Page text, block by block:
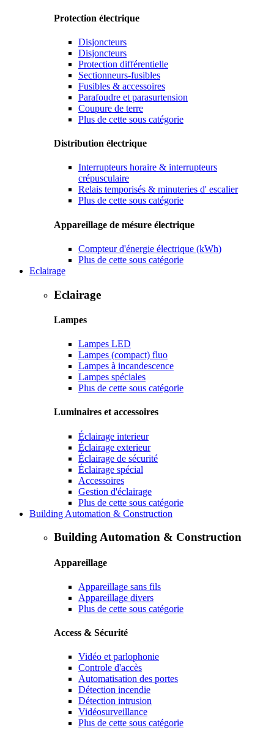
Protection électrique
Disjoncteurs
Disjoncteurs
Protection différentielle
Sectionneurs-fusibles
Fusibles & accessoires
Parafoudre et parasurtension
Coupure de terre
Plus de cette sous catégorie
Distribution électrique
Interrupteurs horaire & interrupteurs
crépusculaire
Relais temporisés & minuteries d' escalier
Plus de cette sous catégorie
Appareillage de mésure électrique
Compteur d'énergie électrique (kWh)
Plus de cette sous catégorie
Eclairage
Eclairage
Lampes
Lampes LED
Lampes (compact) fluo
Lampes à incandescence
Lampes spéciales
Plus de cette sous catégorie
Luminaires et accessoires
Éclairage interieur
Éclairage exterieur
Éclairage de sécurité
Éclairage spécial
Accessoires
Gestion d'éclairage
Plus de cette sous catégorie
Building Automation & Construction
Building Automation & Construction
Appareillage
Appareillage sans fils
Appareillage divers
Plus de cette sous catégorie
Access & Sécurité
Vidéo et parlophonie
Controle d'accès
Automatisation des portes
Détection incendie
Détection intrusion
Vidéosurveillance
Plus de cette sous catégorie